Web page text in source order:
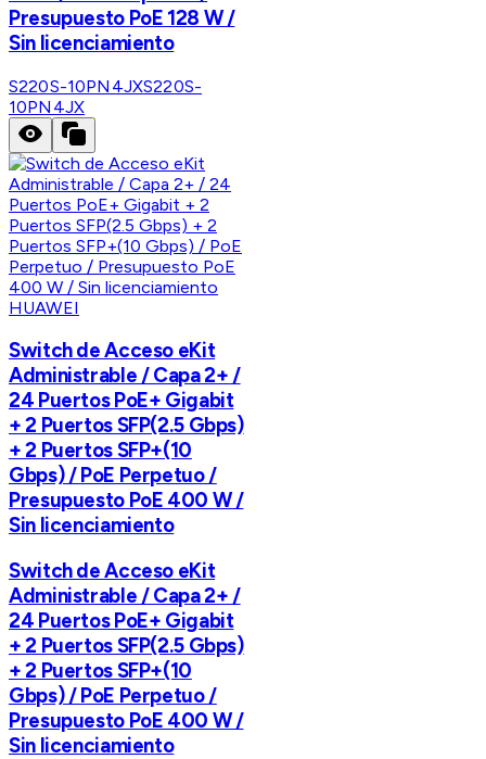
Presupuesto PoE 128 W /
Sin licenciamiento
S220S-10PN4JXS220S-
10PN4JX
HUAWEI
Switch de Acceso eKit
Administrable / Capa 2+ /
24 Puertos PoE+ Gigabit
+ 2 Puertos SFP(2.5 Gbps)
+ 2 Puertos SFP+(10
Gbps) / PoE Perpetuo /
Presupuesto PoE 400 W /
Sin licenciamiento
Switch de Acceso eKit
Administrable / Capa 2+ /
24 Puertos PoE+ Gigabit
+ 2 Puertos SFP(2.5 Gbps)
+ 2 Puertos SFP+(10
Gbps) / PoE Perpetuo /
Presupuesto PoE 400 W /
Sin licenciamiento